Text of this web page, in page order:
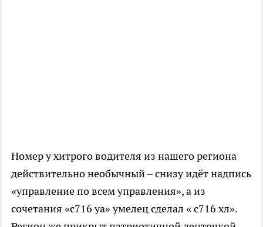
Номер у хитрого водителя из нашего региона
действительно необычный – снизу идёт надпись
«управление по всем управления», а из
сочетания «c716 уа» умелец сделал « с716 хл».